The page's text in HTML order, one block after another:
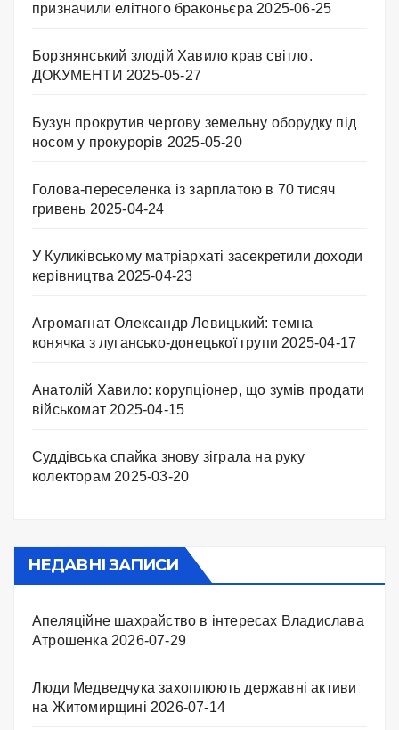
призначили елітного браконьєра 2025-06-25
Борзнянський злодій Хавило крав світло.
ДОКУМЕНТИ 2025-05-27
Бузун прокрутив чергову земельну оборудку під
носом у прокурорів 2025-05-20
Голова-переселенка із зарплатою в 70 тисяч
гривень 2025-04-24
У Куликівському матріархаті засекретили доходи
керівництва 2025-04-23
Агромагнат Олександр Левицький: темна
конячка з лугансько-донецької групи 2025-04-17
Анатолій Хавило: корупціонер, що зумів продати
військомат 2025-04-15
Суддівська спайка знову зіграла на руку
колекторам 2025-03-20
НЕДАВНІ ЗАПИСИ
Апеляційне шахрайство в інтересах Владислава
Атрошенка 2026-07-29
Люди Медведчука захоплюють державні активи
на Житомирщині 2026-07-14